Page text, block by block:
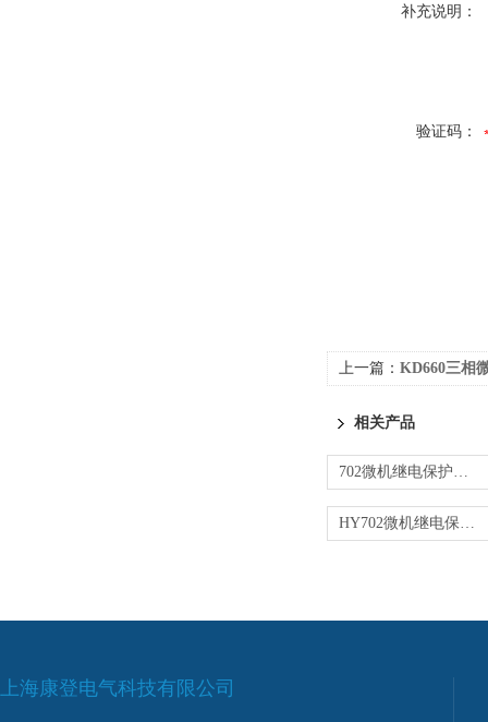
补充说明：
验证码：
上一篇： KD660三相
相关产品
702微机继电保护测试仪
HY702微机继电保护测试仪
上海康登电气科技有限公司